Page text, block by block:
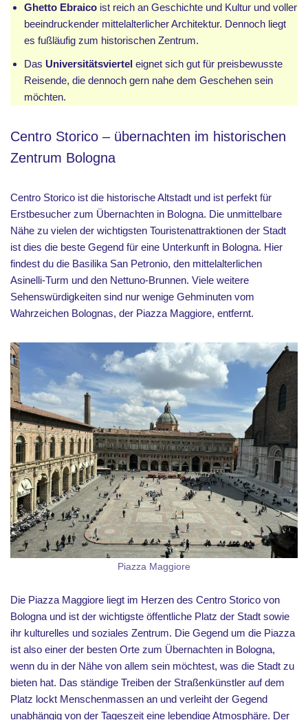
Ghetto Ebraico ist reich an Geschichte und Kultur und voller
beeindruckender mittelalterlicher Architektur. Dennoch liegt
es fußläufig zum historischen Zentrum.
Das Universitätsviertel eignet sich gut für preisbewusste
Reisende, die dennoch gern nahe dem Geschehen sein
möchten.
Centro Storico – übernachten im historischen
Zentrum Bologna
Centro Storico ist die historische Altstadt und ist perfekt für
Erstbesucher zum Übernachten in Bologna. Die unmittelbare
Nähe zu vielen der wichtigsten Touristenattraktionen der Stadt
ist dies die beste Gegend für eine Unterkunft in Bologna. Hier
findest du die Basilika San Petronio, den mittelalterlichen
Asinelli-Turm und den Nettuno-Brunnen. Viele weitere
Sehenswürdigkeiten sind nur wenige Gehminuten vom
Wahrzeichen Bolognas, der Piazza Maggiore, entfernt.
Piazza Maggiore
Die Piazza Maggiore liegt im Herzen des Centro Storico von
Bologna und ist der wichtigste öffentliche Platz der Stadt sowie
ihr kulturelles und soziales Zentrum. Die Gegend um die Piazza
ist also einer der besten Orte zum Übernachten in Bologna,
wenn du in der Nähe von allem sein möchtest, was die Stadt zu
bieten hat. Das ständige Treiben der Straßenkünstler auf dem
Platz lockt Menschenmassen an und verleiht der Gegend
unabhängig von der Tageszeit eine lebendige Atmosphäre. Der